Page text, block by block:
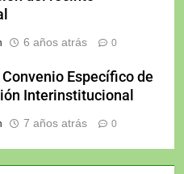
6 años atrás 0
Específico de
Interinstitucional
7 años atrás 0